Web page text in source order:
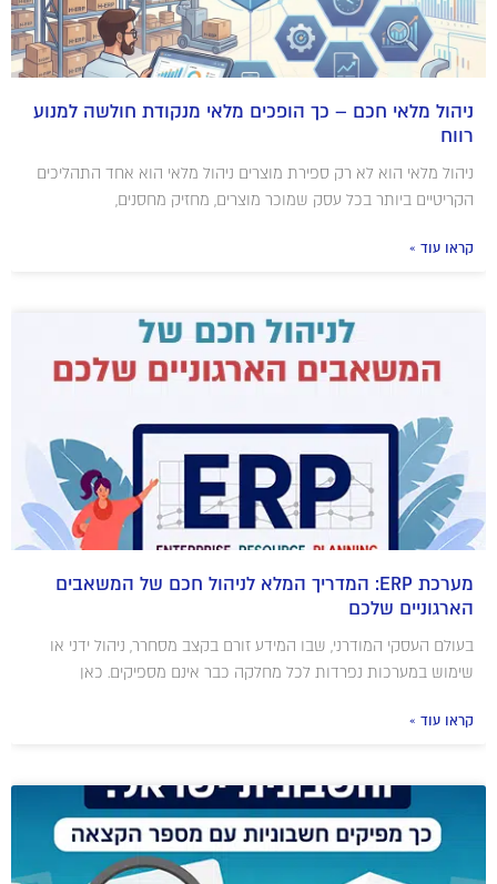
ניהול מלאי חכם – כך הופכים מלאי מנקודת חולשה למנוע
רווח
ניהול מלאי הוא לא רק ספירת מוצרים ניהול מלאי הוא אחד התהליכים
הקריטיים ביותר בכל עסק שמוכר מוצרים, מחזיק מחסנים,
קראו עוד »
מערכת ERP: המדריך המלא לניהול חכם של המשאבים
הארגוניים שלכם
בעולם העסקי המודרני, שבו המידע זורם בקצב מסחרר, ניהול ידני או
שימוש במערכות נפרדות לכל מחלקה כבר אינם מספיקים. כאן
קראו עוד »